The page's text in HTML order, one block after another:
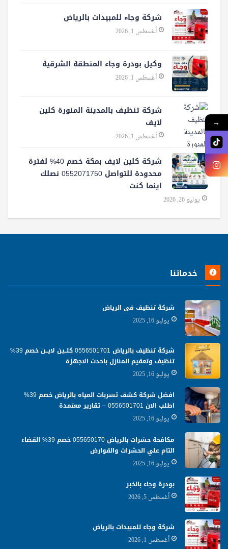
شركة وجاء للمبيدات بالرياض
أغسطس 1, 2026
وكيل بودرة وجاء المنطقة الشرقية
أغسطس 1, 2026
شركة تنظيف بالمدينة المنورة كلين
لايف
أغسطس 1, 2026
شركة كلين لايف بمكة خصم 40% لفترة
محدودة للتواصل 0552071750 نصلك
اينما كنت
يوليو 26, 2026
خدماتنا
شركة تنظيف فى الرياض
يوليو 16, 2025
شركة تنظيف بالرياض 0556501701 كلــين لايــن خصم 39%
تنظيف وتعقيم المنازل باحدث الاجهزة
يوليو 16, 2025
افضل شركة كشف تسربات المياه بالرياض خصم 39%
اطلب الان 0556501701‬‏ – تقارير معتمدة
يوليو 16, 2025
مكافحة حشرات بالرياض 055650170 خصم 39% القضاء
التام علي الحشرات والقوارض
يوليو 16, 2025
بودرة وجاء بالخبر
أغسطس 5, 2026
شركة وجاء للمبيدات بالرياض
أغسطس 1, 2026
→